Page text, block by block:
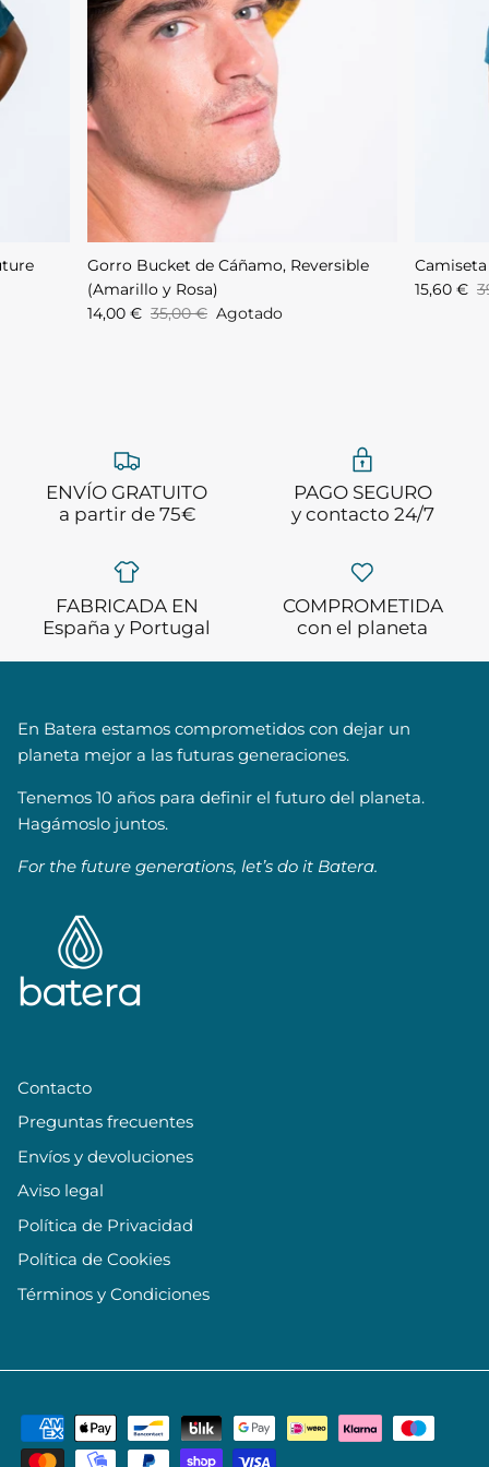
Gorro Bucket de Cáñamo, Reversible
(Amarillo y Rosa)
14,00 € 35,00 € Agotado
15,60 €
ENVÍO GRATUITO
a partir de 75€
PAGO SEGURO
y contacto 24/7
FABRICADA EN
España y Portugal
COMPROMETIDA
con el planeta
En Batera estamos comprometidos con dejar un
planeta mejor a las futuras generaciones.
Tenemos 10 años para definir el futuro del planeta.
Hagámoslo juntos.
For the future generations, let’s do it Batera.
Contacto
Preguntas frecuentes
Envíos y devoluciones
Aviso legal
Política de Privacidad
Política de Cookies
Términos y Condiciones